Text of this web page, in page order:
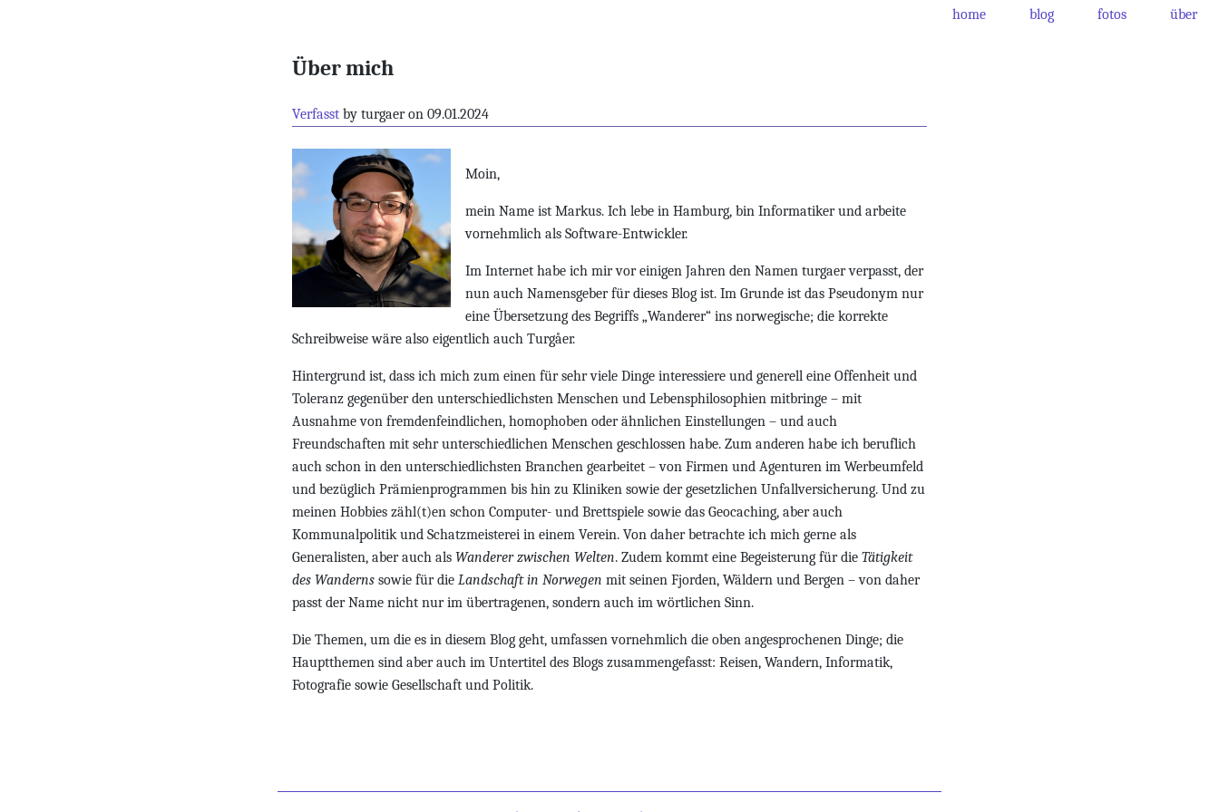
home blog fotos über
Über mich
Verfasst by turgaeron 09.01.2024
Moin,
mein Name ist Markus. Ich lebe in Hamburg, bin Informatiker und arbeite
vornehmlich als Software-Entwickler.
Im Internet habe ich mir vor einigen Jahren den Namen turgaer verpasst, der
nun auch Namensgeber für dieses Blog ist. Im Grunde ist das Pseudonym nur
eine Übersetzung des Begriffs „Wanderer“ ins norwegische; die korrekte
Schreibweise wäre also eigentlich auch Turgåer.
Hintergrund ist, dass ich mich zum einen für sehr viele Dinge interessiere und generell eine Offenheit und
Toleranz gegenüber den unterschiedlichsten Menschen und Lebensphilosophien mitbringe – mit
Ausnahme von fremdenfeindlichen, homophoben oder ähnlichen Einstellungen – und auch
Freundschaften mit sehr unterschiedlichen Menschen geschlossen habe. Zum anderen habe ich beruflich
auch schon in den unterschiedlichsten Branchen gearbeitet – von Firmen und Agenturen im Werbeumfeld
und bezüglich Prämienprogrammen bis hin zu Kliniken sowie der gesetzlichen Unfallversicherung. Und zu
meinen Hobbies zähl(t)en schon Computer- und Brettspiele sowie das Geocaching, aber auch
Kommunalpolitik und Schatzmeisterei in einem Verein. Von daher betrachte ich mich gerne als
Generalisten, aber auch als Wanderer zwischen Welten. Zudem kommt eine Begeisterung für die Tätigkeit
des Wanderns sowie für die Landschaft in Norwegen mit seinen Fjorden, Wäldern und Bergen – von daher
passt der Name nicht nur im übertragenen, sondern auch im wörtlichen Sinn.
Die Themen, um die es in diesem Blog geht, umfassen vornehmlich die oben angesprochenen Dinge; die
Hauptthemen sind aber auch im Untertitel des Blogs zusammengefasst: Reisen, Wandern, Informatik,
Fotografie sowie Gesellschaft und Politik.